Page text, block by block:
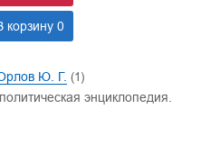
корзину 0
Ю. Г. (1)
энциклопедия.